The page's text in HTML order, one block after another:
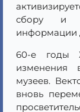
сбору и
информации
60-е годы
изменения
музеев.
вновь